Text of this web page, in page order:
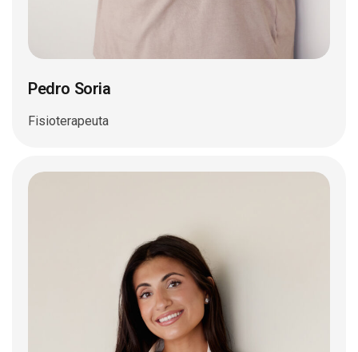
Pedro Soria
Fisioterapeuta